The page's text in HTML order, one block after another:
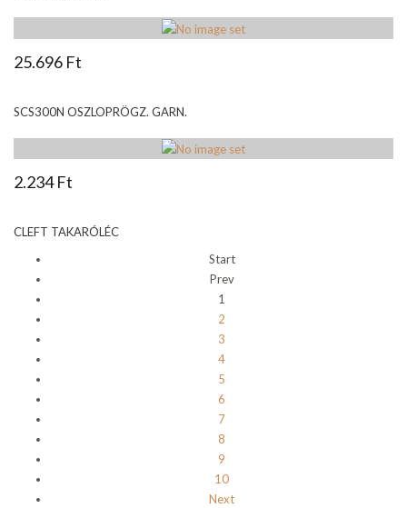
25.696 Ft
SCS300N OSZLOPRÖGZ. GARN.
2.234 Ft
CLEFT TAKARÓLÉC
Start
Prev
1
2
3
4
5
6
7
8
9
10
Next